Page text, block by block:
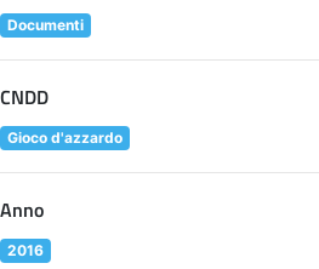
Documenti
CNDD
Gioco d'azzardo
Anno
2016